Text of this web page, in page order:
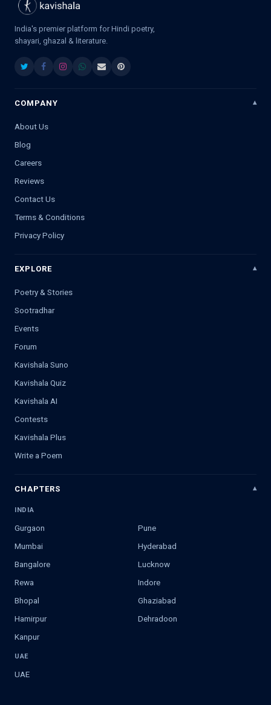
India's premier platform for Hindi poetry,
shayari, ghazal & literature.
COMPANY
About Us
Blog
Careers
Reviews
Contact Us
Terms & Conditions
Privacy Policy
EXPLORE
Poetry & Stories
Sootradhar
Events
Forum
Kavishala Suno
Kavishala Quiz
Kavishala AI
Contests
Kavishala Plus
Write a Poem
CHAPTERS
INDIA
Gurgaon
Pune
Mumbai
Hyderabad
Bangalore
Lucknow
Rewa
Indore
Bhopal
Ghaziabad
Hamirpur
Dehradoon
Kanpur
UAE
UAE